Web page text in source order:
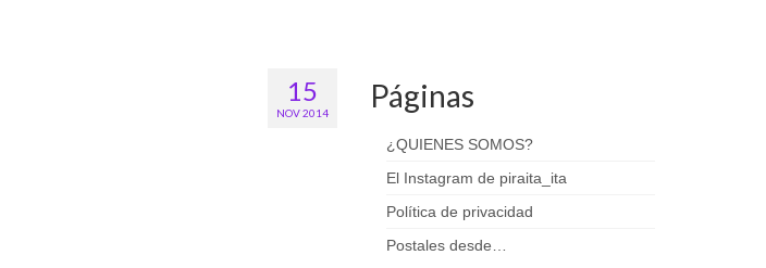
15
NOV 2014 Páginas
¿QUIENES SOMOS?
El Instagram de piraita_ita
Política de privacidad
Postales desde…